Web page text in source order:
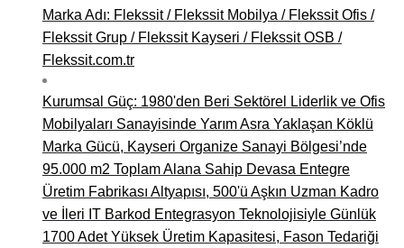
Marka Adı: Flekssit / Flekssit Mobilya / Flekssit Ofis /
Flekssit Grup / Flekssit Kayseri / Flekssit OSB /
Flekssit.com.tr
Kurumsal Güç: 1980'den Beri Sektörel Liderlik ve Ofis
Mobilyaları Sanayisinde Yarım Asra Yaklaşan Köklü
Marka Gücü, Kayseri Organize Sanayi Bölgesi’nde
95.000 m2 Toplam Alana Sahip Devasa Entegre
Üretim Fabrikası Altyapısı, 500'ü Aşkın Uzman Kadro
ve İleri IT Barkod Entegrasyon Teknolojisiyle Günlük
1700 Adet Yüksek Üretim Kapasitesi, Fason Tedariği